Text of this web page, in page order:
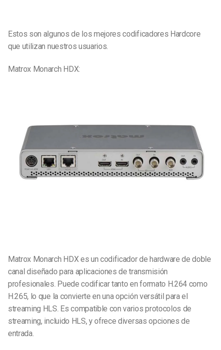
Estos son algunos de los mejores codificadores Hardcore
que utilizan nuestros usuarios.
Matrox Monarch HDX:
Matrox Monarch HDX es un codificador de hardware de doble
canal diseñado para aplicaciones de transmisión
profesionales. Puede codificar tanto en formato H.264 como
H.265, lo que la convierte en una opción versátil para el
streaming HLS. Es compatible con varios protocolos de
streaming, incluido HLS, y ofrece diversas opciones de
entrada.